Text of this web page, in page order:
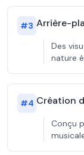
#3 Arrière-
Des
nature
#4 Création
Conçu